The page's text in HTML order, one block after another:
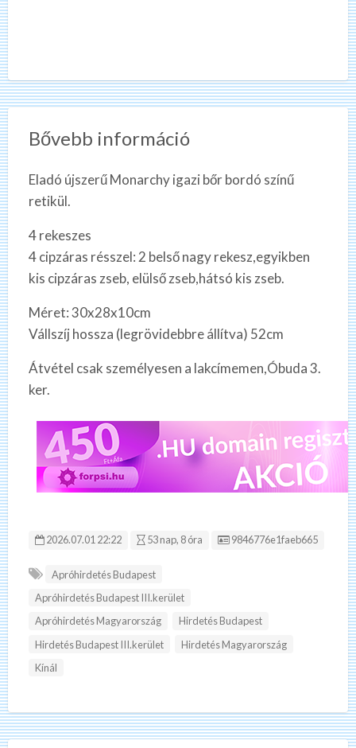
Bővebb információ
Eladó újszerű Monarchy igazi bőr bordó színű
retikül.
4 rekeszes
4 cipzáras résszel: 2 belső nagy rekesz,egyikben
kis cipzáras zseb, elülső zseb,hátsó kis zseb.
Méret: 30x28x10cm
Vállszíj hossza (legrövidebbre állítva) 52cm
Átvétel csak személyesen a lakcímemen,Óbuda 3.
ker.
2026.07.01 22:22 53 nap, 8 óra Hirdetés ID:
9846776e1faeb665
Apróhirdetés Budapest
Apróhirdetés Budapest III.kerület
Apróhirdetés Magyarország
Hirdetés Budapest
Hirdetés Budapest III.kerület
Hirdetés Magyarország
Kínál